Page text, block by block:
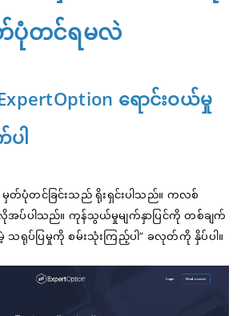
တင်ရမလဲ
ရောင်းဝယ်မှု
ါ
မှတ်ပုံတင်ခြင်းသည် ရိုးရှင်းပါသည်။ ကလစ်
အပ်ပါသည်။ ကုန်သွယ်မှုမျက်နှာပြင်ကို တစ်ချက်
သရုပ်ပြမှုကို စမ်းသုံးကြည့်ပါ” ခလုတ်ကို နှိပ်ပါ။